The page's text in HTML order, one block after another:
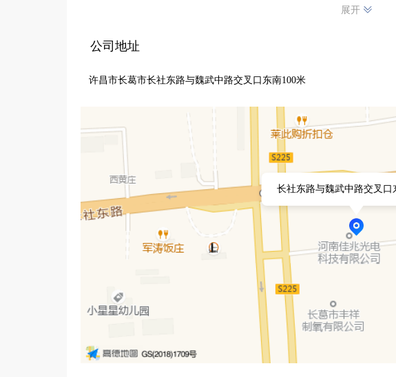
展开
公司地址
许昌市长葛市长社东路与魏武中路交叉口东南100米
长社东路与魏武中路交叉口